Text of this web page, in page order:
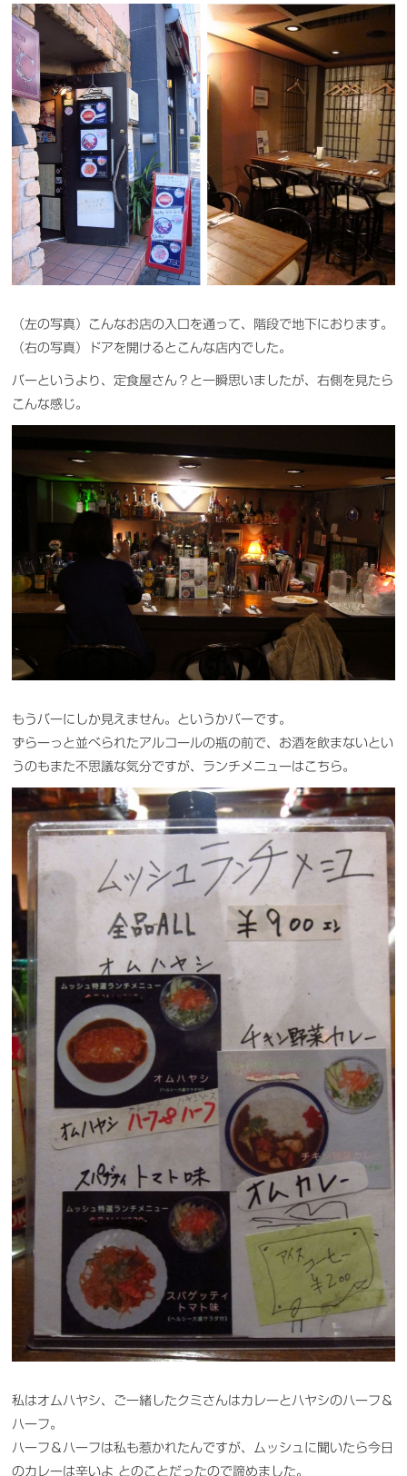
（左の写真）こんなお店の入口を通って、階段で地下におります。
（右の写真）ドアを開けるとこんな店内でした。
バーというより、定食屋さん？と一瞬思いましたが、右側を見たら
こんな感じ。
もうバーにしか見えません。というかバーです。
ずらーっと並べられたアルコールの瓶の前で、お酒を飲まないとい
うのもまた不思議な気分ですが、ランチメニューはこちら。
私はオムハヤシ、ご一緒したクミさんはカレーとハヤシのハーフ＆
ハーフ。
ハーフ＆ハーフは私も惹かれたんですが、ムッシュに聞いたら今日
のカレーは辛いよ とのことだったので諦めました。